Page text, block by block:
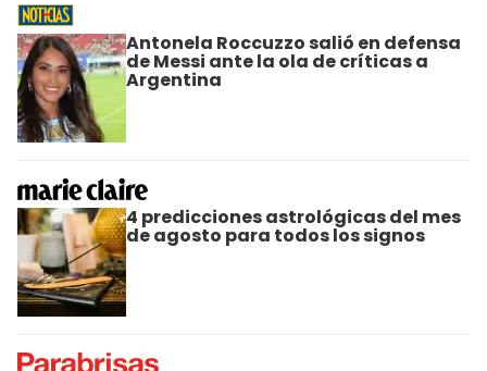
Antonela Roccuzzo salió en defensa
de Messi ante la ola de críticas a
Argentina
4 predicciones astrológicas del mes
de agosto para todos los signos